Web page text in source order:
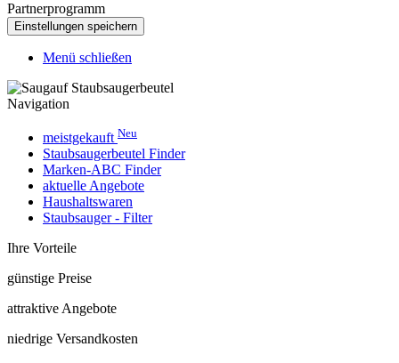
Partnerprogramm
Menü schließen
Navigation
meistgekauft Neu
Staubsaugerbeutel Finder
Marken-ABC Finder
aktuelle Angebote
Haushaltswaren
Staubsauger - Filter
Ihre Vorteile
günstige Preise
attraktive Angebote
niedrige Versandkosten